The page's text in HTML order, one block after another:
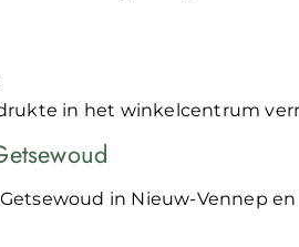
in het winkelcentrum
in Nieuw-Vennep en